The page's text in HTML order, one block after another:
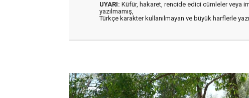
UYARI: Küfür, hakaret, rencide edici cümleler veya
yazılmamış,
Türkçe karakter kullanılmayan ve büyük harflerle